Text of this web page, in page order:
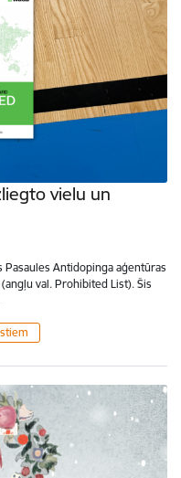
vielu un
Pasaules Antidopinga aģentūras
val. Prohibited List). Šis